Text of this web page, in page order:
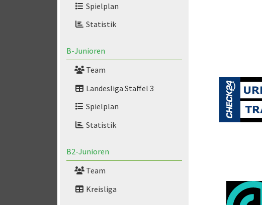
Spielplan
Statistik
B-Junioren
Team
Landesliga Staffel 3
Spielplan
Statistik
B2-Junioren
Team
Kreisliga